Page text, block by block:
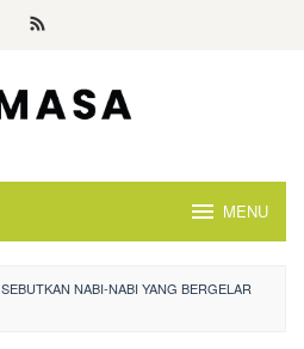
MENU
SEBUTKAN NABI-NABI YANG BERGELAR